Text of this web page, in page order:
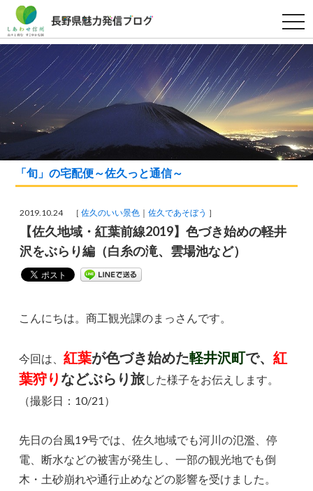
t
o
g
g
n
a
i
g
a
t
i
「旬」の宅配便～佐久っと通信～
2019.10.24 ［佐久のいい景色 佐久であそぼう ］
【佐久地域・紅葉前線2019】色づき始めの軽井
沢をぶらり編（白糸の滝、雲場池など）
こんにちは。商工観光課のまっさんです。
今回は、紅葉が色づき始めた軽井沢町で、紅
葉狩り などぶらり旅した様子をお伝えします。
（撮影日：10/21）
先日の台風19号では、佐久地域でも河川の氾濫、停
電、断水などの被害が発生し、一部の観光地でも倒
木・土砂崩れや通行止めなどの影響を受けました。